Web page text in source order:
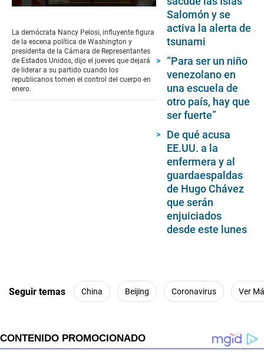
of
1
minute,
55
seconds
La demócrata Nancy Pelosi, influyente figura
de la escena política de Washington y
presidenta de la Cámara de Representantes
de Estados Unidos, dijo el jueves que dejará
de liderar a su partido cuando los
republicanos tomen el control del cuerpo en
enero.
Salomón y se
activa la alerta de
tsunami
“Para ser un niño
venezolano en
una escuela de
otro país, hay que
ser fuerte”
De qué acusa
EE.UU. a la
enfermera y al
guardaespaldas
de Hugo Chávez
que serán
enjuiciados
desde este lunes
Seguir temas China Beijing Coronavirus Ver